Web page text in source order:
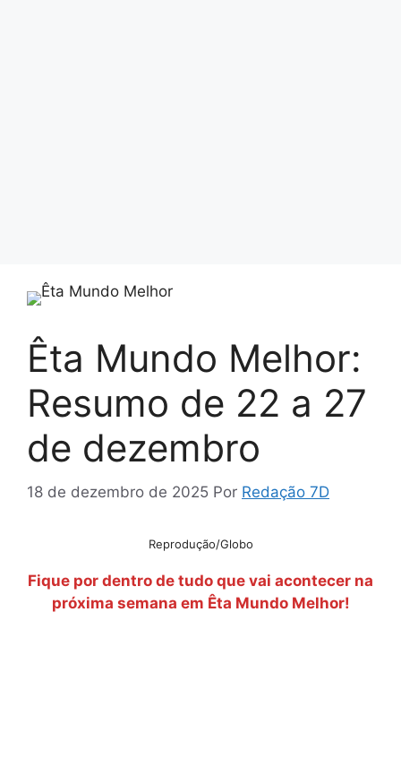
Êta Mundo Melhor:
Resumo de 22 a 27
de dezembro
18 de dezembro de 2025 Por Redação 7D
Reprodução/Globo
Fique por dentro de tudo que vai acontecer na
próxima semana em Êta Mundo Melhor!